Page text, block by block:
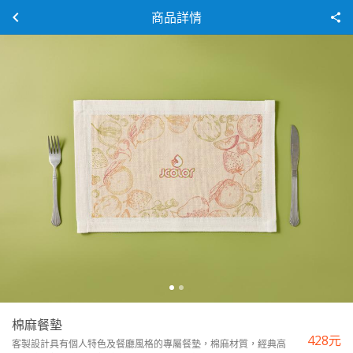
商品詳情
棉麻餐墊
客製設計具有個人特色及餐廳風格的專屬餐墊，棉麻材質，經典高
428元